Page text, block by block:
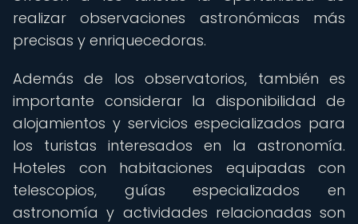
realizar observaciones astronómicas más
precisas y enriquecedoras.
Además de los observatorios, también es
importante considerar la disponibilidad de
alojamientos y servicios especializados para
los turistas interesados en la astronomía.
Hoteles con habitaciones equipadas con
telescopios, guías especializados en
astronomía y actividades relacionadas son